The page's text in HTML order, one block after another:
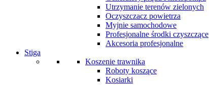
Utrzymanie terenów zielonych
Oczyszczacz powietrza
Myjnie samochodowe
Profesjonalne środki czyszczące
Akcesoria profesjonalne
Stiga
Koszenie trawnika
Roboty koszące
Kosiarki